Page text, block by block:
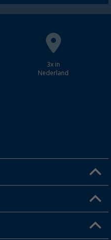
3x in
Nederland